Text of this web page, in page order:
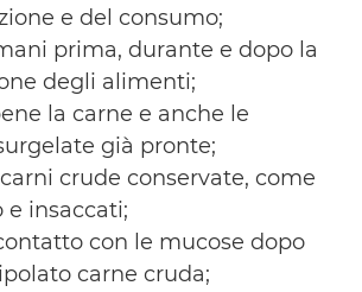
e del consumo;
prima, durante e dopo la
degli alimenti;
la carne e anche le
già pronte;
crude conservate, come
e insaccati;
con le mucose dopo
carne cruda;